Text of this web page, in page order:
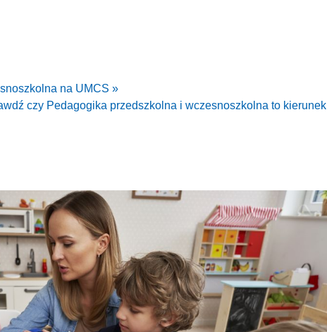
na UMCS »
czy Pedagogika przedszkolna i wczesnoszkolna to kierunek